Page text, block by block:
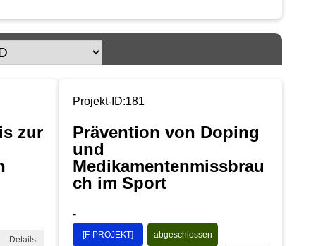
zur
Details
Projekt-ID:181
Prävention von Doping
und
Medikamentenmissbrau
ch im Sport
-
[F-PROJEKT] abgeschlossen